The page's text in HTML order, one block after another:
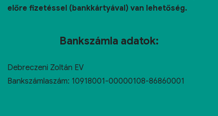
előre fizetéssel (bankkártyával) van lehetőség.
Bankszámla adatok:
Debreczeni Zoltán EV
Bankszámlaszám: 10918001-00000108-86860001